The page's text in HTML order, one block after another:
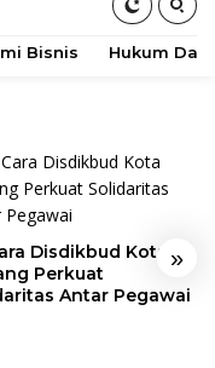
Bisnis Hukum
»
Disdikbud Kota
Perkuat
Antar Pegawai